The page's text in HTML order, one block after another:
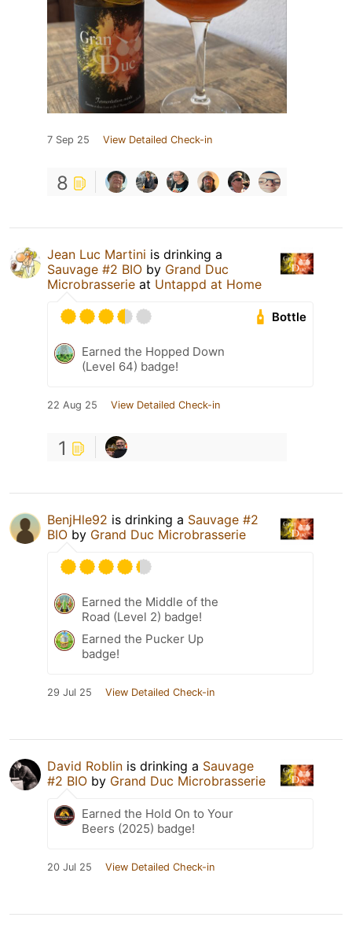
7 Sep 25 View Detailed Check-in
8
Jean Luc Martini is drinking a
Sauvage #2 BIO by Grand Duc
Microbrasserie at Untappd at Home
Bottle
Earned the Hopped Down
(Level 64) badge!
22 Aug 25 View Detailed Check-in
1
BenjHle92 is drinking a Sauvage #2
BIO by Grand Duc Microbrasserie
Earned the Middle of the
Road (Level 2) badge!
Earned the Pucker Up
badge!
29 Jul 25 View Detailed Check-in
David Roblin is drinking a Sauvage
#2 BIO by Grand Duc Microbrasserie
Earned the Hold On to Your
Beers (2025) badge!
20 Jul 25 View Detailed Check-in